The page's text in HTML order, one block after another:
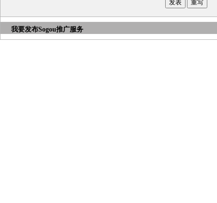
我要发布Sogou推广服务